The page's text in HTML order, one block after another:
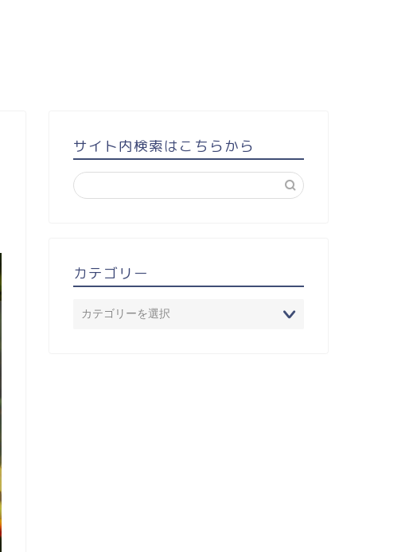
サイト内検索はこちらから
カテゴリー